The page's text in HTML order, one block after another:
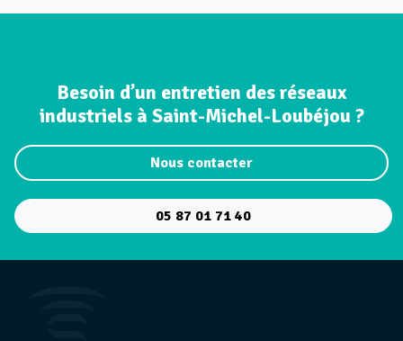
Besoin d’un entretien des réseaux
industriels à Saint-Michel-Loubéjou ?
Nous contacter
05 87 01 71 40